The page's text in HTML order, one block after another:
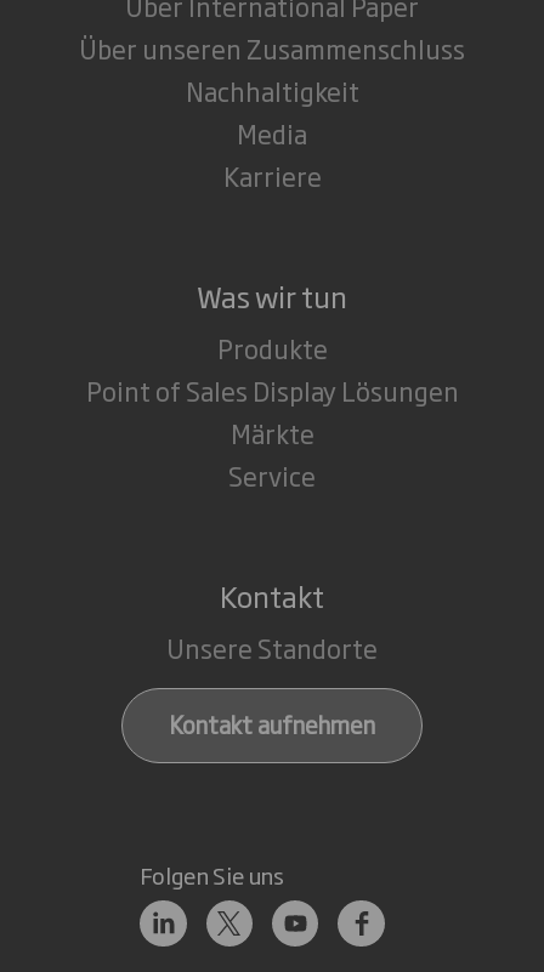
Über unseren Zusammenschluss
Nachhaltigkeit
Media
Karriere
Was wir tun
Produkte
Point of Sales Display Lösungen
Märkte
Service
Kontakt
Unsere Standorte
Kontakt aufnehmen
Folgen Sie uns